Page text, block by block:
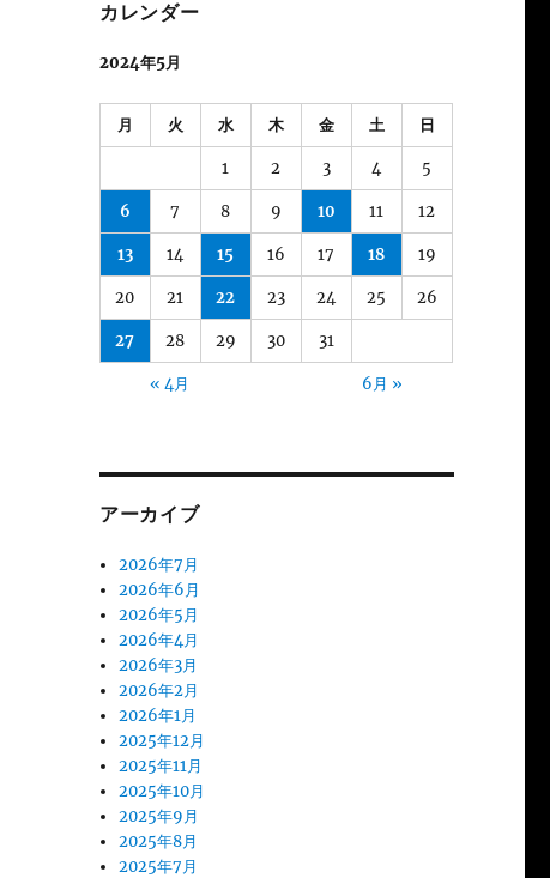
カレンダー
2024年5月
月 火 水 木 金 土 日
1 2 3 4 5
6 7 8 9 10 11 12
13 14 15 16 17 18 19
20 21 22 23 24 25 26
27 28 29 30 31
« 4月 6月 »
アーカイブ
2026年7月
2026年6月
2026年5月
2026年4月
2026年3月
2026年2月
2026年1月
2025年12月
2025年11月
2025年10月
2025年9月
2025年8月
2025年7月